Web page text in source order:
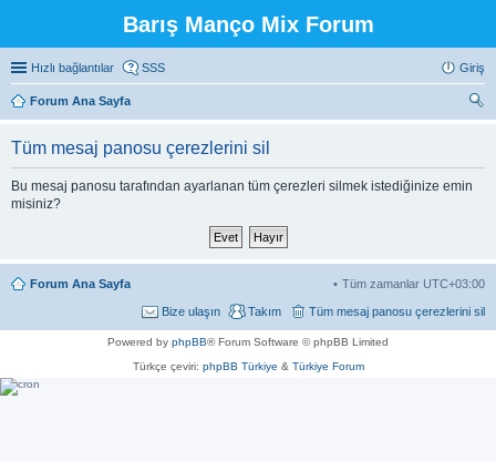
Barış Manço Mix Forum
Hızlı bağlantılar SSS Giriş
Forum Ana Sayfa
Tüm mesaj panosu çerezlerini sil
Bu mesaj panosu tarafından ayarlanan tüm çerezleri silmek istediğinize emin
misiniz?
Forum Ana Sayfa Tüm zamanlar UTC+03:00
Tüm mesaj panosu çerezlerini sil
Takım
Bize ulaşın
Powered by phpBB® Forum Software © phpBB Limited
Türkçe çeviri: phpBB Türkiye & Türkiye Forum